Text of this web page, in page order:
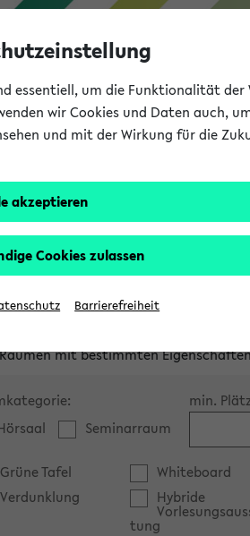
mit bestimmten
Seminarraum
min.
Grüne Tafel Whiteboard
Verdunklung
Hybride
tung
essentiell, um die Funktionalität
wir Cookies und Daten auch,
und mit der Wirkung für die
akzeptieren
Cookies zulassen
Barrierefreiheit